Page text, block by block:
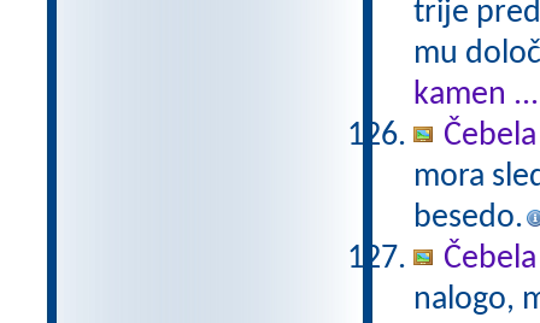
trije
mu
kamen ...
mora
besedo.
nalogo,